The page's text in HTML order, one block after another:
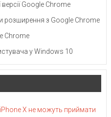
Google Chrome
розширення з Google Chrome
Chrome
у Windows 10
X не можуть приймати